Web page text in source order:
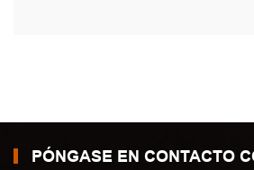
PÓNGASE EN CONTACTO